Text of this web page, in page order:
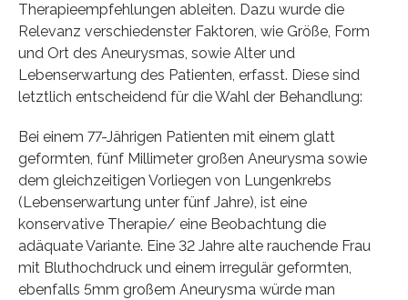
Therapieempfehlungen ableiten. Dazu wurde die
Relevanz verschiedenster Faktoren, wie Größe, Form
und Ort des Aneurysmas, sowie Alter und
Lebenserwartung des Patienten, erfasst. Diese sind
letztlich entscheidend für die Wahl der Behandlung:
Bei einem 77-Jährigen Patienten mit einem glatt
geformten, fünf Millimeter großen Aneurysma sowie
dem gleichzeitigen Vorliegen von Lungenkrebs
(Lebenserwartung unter fünf Jahre), ist eine
konservative Therapie/ eine Beobachtung die
adäquate Variante. Eine 32 Jahre alte rauchende Frau
mit Bluthochdruck und einem irregulär geformten,
ebenfalls 5mm großem Aneurysma würde man